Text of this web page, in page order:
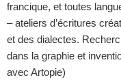
francique, et toutes
– ateliers d’écritures
et des dialectes.
dans la graphie et
avec Artopie)